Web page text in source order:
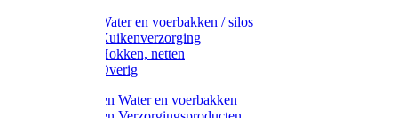
Pluimvee Water en voerbakken / silos
Pluimvee Kuikenverzorging
Pluimvee Hokken, netten
Pluimvee Overig
Knaagdieren Water en voerbakken